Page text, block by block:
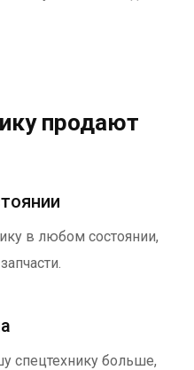
продают
в любом состоянии,
спецтехнику больше,